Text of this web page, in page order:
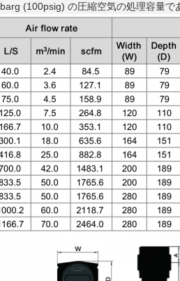
(100psig) の圧縮空気の処理容量